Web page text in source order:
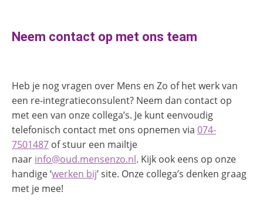
Neem contact op met ons team
Heb je nog vragen over Mens en Zo of het werk van
een re-integratieconsulent? Neem dan contact op
met een van onze collega’s. Je kunt eenvoudig
telefonisch contact met ons opnemen via 074-
7501487 of stuur een mailtje
naar info@oud.mensenzo.nl. Kijk ook eens op onze
handige ‘werken bij’ site. Onze collega’s denken graag
met je mee!